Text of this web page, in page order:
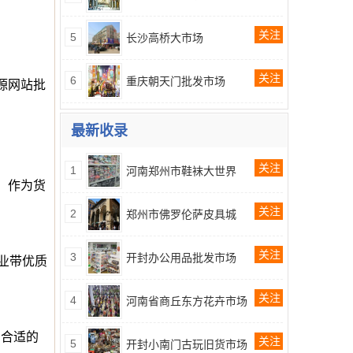
网站批
作为货
带优质
适的
5 长沙高桥大市场 关注
6 重庆朝天门批发市场 关注
最新收录
1 河南郑州市鞋袜大世界 关注
2 郑州市佛罗伦萨皮具城 关注
3 开封办公用品批发市场 关注
4 河南省商丘东方花卉市场 关注
5 开封小南门古玩旧货市场 关注